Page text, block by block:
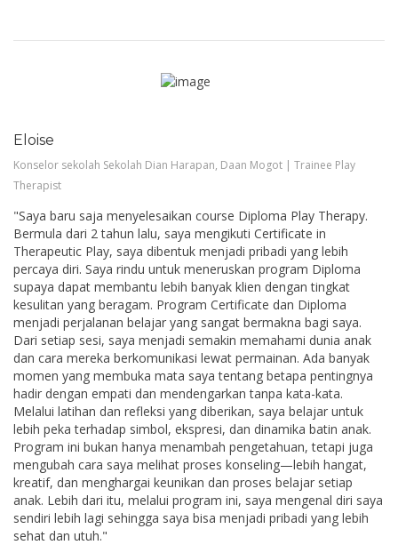
Eloise
Konselor sekolah Sekolah Dian Harapan, Daan Mogot | Trainee Play
Therapist
"Saya baru saja menyelesaikan course Diploma Play Therapy.
Bermula dari 2 tahun lalu, saya mengikuti Certificate in
Therapeutic Play, saya dibentuk menjadi pribadi yang lebih
percaya diri. Saya rindu untuk meneruskan program Diploma
supaya dapat membantu lebih banyak klien dengan tingkat
kesulitan yang beragam. Program Certificate dan Diploma
menjadi perjalanan belajar yang sangat bermakna bagi saya.
Dari setiap sesi, saya menjadi semakin memahami dunia anak
dan cara mereka berkomunikasi lewat permainan. Ada banyak
momen yang membuka mata saya tentang betapa pentingnya
hadir dengan empati dan mendengarkan tanpa kata-kata.
Melalui latihan dan refleksi yang diberikan, saya belajar untuk
lebih peka terhadap simbol, ekspresi, dan dinamika batin anak.
Program ini bukan hanya menambah pengetahuan, tetapi juga
mengubah cara saya melihat proses konseling—lebih hangat,
kreatif, dan menghargai keunikan dan proses belajar setiap
anak. Lebih dari itu, melalui program ini, saya mengenal diri saya
sendiri lebih lagi sehingga saya bisa menjadi pribadi yang lebih
sehat dan utuh."